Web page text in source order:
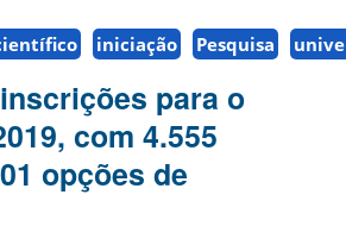
iniciação Pesquisa
para o
com 4.555
opções de